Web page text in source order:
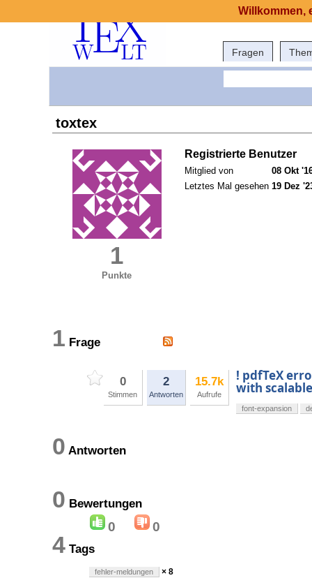
Fragen
toxtex
1
Punkte
Registrierte Benutzer
Mitglied von
08 Okt
Letztes Mal gesehen 19 Dez
1 Frage
0
Stimmen
2
Antworten
15.7k
Aufrufe
! pdfTeX
with scalable
font-expansion
0 Antworten
0 Bewertungen
0 0
4 Tags
fehler-meldungen × 8
Willkommen,